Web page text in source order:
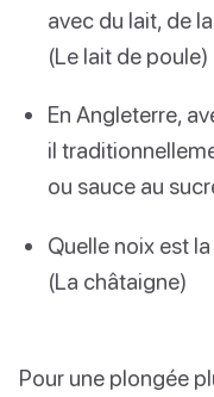
avec du lait, de
(Le lait de poule)
En Angleterre,
il
ou sauce au
Quelle noix est
(La châtaigne)
Pour une plongée